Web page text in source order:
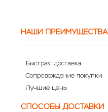
НАШИ ПРЕИМУЩЕСТВА
Быстрая доставка
Сопровождение покупки
Лучшие цены
СПОСОБЫ ДОСТАВКИ